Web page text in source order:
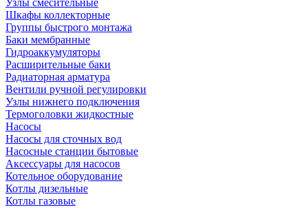
Узлы смесительные
Шкафы коллекторные
Группы быстрого монтажа
Баки мембранные
Гидроаккумуляторы
Расширительные баки
Радиаторная арматура
Вентили ручной регулировки
Узлы нижнего подключения
Термоголовки жидкостные
Насосы
Насосы для сточных вод
Насосные станции бытовые
Аксессуары для насосов
Котельное оборудование
Котлы дизельные
Котлы газовые